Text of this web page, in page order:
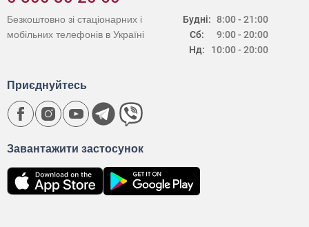
Будні:
Сб:
Нд:
8:00 - 21:00
9:00 - 20:00
10:00 - 20:00
Безкоштовно зі стаціонарних і
мобільних телефонів в Україні
Завантажити застосунок
Приєднуйтесь